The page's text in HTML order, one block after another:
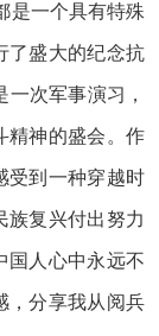
是一个具有特殊
了盛大的纪念抗
次军事演习，
精神的盛会。作
受到一种穿越时
族复兴付出努力
国人心中永远不
，分享我从阅兵